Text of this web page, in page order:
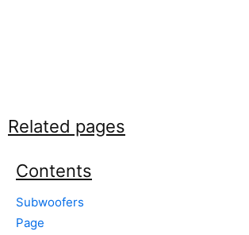
Related pages
Contents
Subwoofers
Page